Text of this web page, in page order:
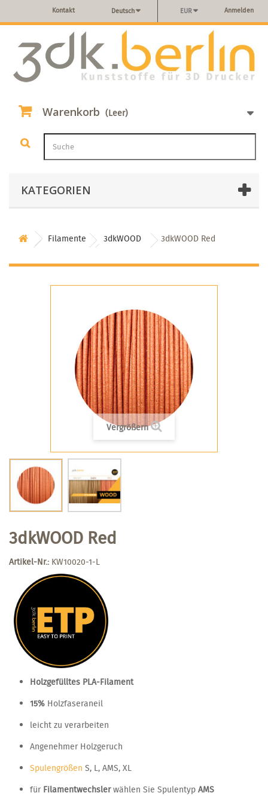
Anmelden
EUR
Deutsch
Kontakt
Warenkorb (Leer)
KATEGORIEN
Filamente 3dkWOOD 3dkWOOD Red
Vergrößern
3dkWOOD Red
Artikel-Nr.: KW10020-1-L
Holzgefülltes PLA-Filament
15% Holzfaseraneil
leicht zu verarbeiten
Angenehmer Holzgeruch
Spulengrößen S, L, AMS, XL
für Filamentwechslerwählen Sie Spulentyp AMS